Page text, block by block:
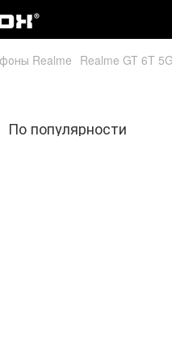
Realme Realme GT 6T
По популярности